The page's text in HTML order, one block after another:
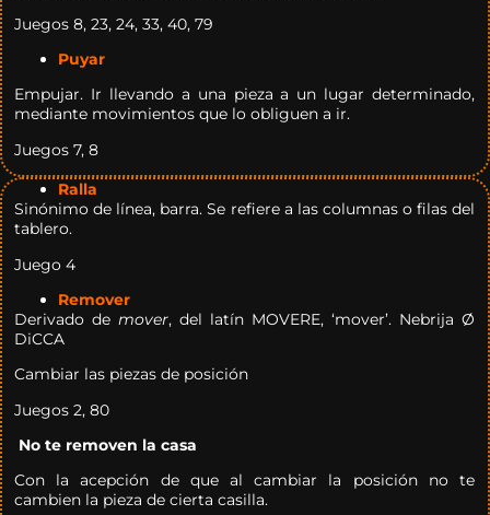
Juegos 8, 23, 24, 33, 40, 79
Puyar
Empujar. Ir llevando a una pieza a un lugar determinado,
mediante movimientos que lo obliguen a ir.
Juegos 7, 8
Ralla
Sinónimo de línea, barra. Se refiere a las columnas o filas del
tablero.
Juego 4
Remover
Derivado demover, del latín MOVERE, ‘mover’. Nebrija Ø
DiCCA
Cambiar las piezas de posición
Juegos 2, 80
No te removen la casa
Con la acepción de que al cambiar la posición no te
cambien la pieza de cierta casilla.